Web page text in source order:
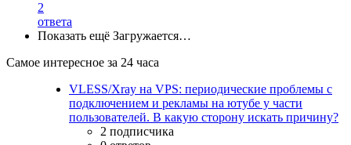
2
ответа
Показать ещё Загружается…
Самое интересное за 24 часа
VLESS/Xray на VPS: периодические проблемы с
подключением и рекламы на ютубе у части
пользователей. В какую сторону искать причину?
2 подписчика